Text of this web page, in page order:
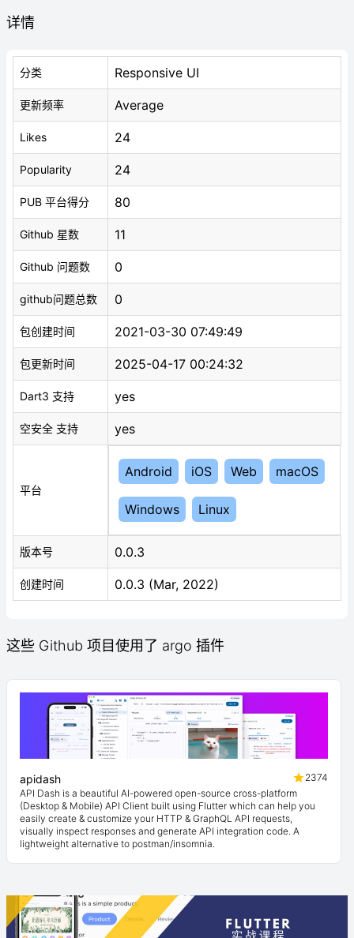
详情
分类 Responsive UI
更新频率 Average
Likes 24
Popularity 24
PUB 平台得分 80
Github 星数 11
Github 问题数 0
github问题总数 0
包创建时间 2021-03-30 07:49:49
包更新时间 2025-04-17 00:24:32
Dart3 支持 yes
空安全 支持 yes
平台
Android iOS Web macOS
Windows Linux
版本号 0.0.3
创建时间 0.0.3 (Mar, 2022)
这些 Github 项目使用了 argo 插件
apidash
2374
API Dash is a beautiful AI-powered open-source cross-platform
(Desktop & Mobile) API Client built using Flutter which can help you
easily create & customize your HTTP & GraphQL API requests,
visually inspect responses and generate API integration code. A
lightweight alternative to postman/insomnia.